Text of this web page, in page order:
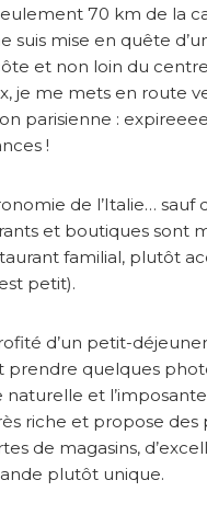
70 km de la
suis mise en quête
et non loin du
je me mets en route
parisienne :
!
de l’Italie… sauf
et boutiques sont
familial, plutôt
petit).
d’un petit-
prendre quelques
et
riche et propose des
de magasins,
plutôt unique.